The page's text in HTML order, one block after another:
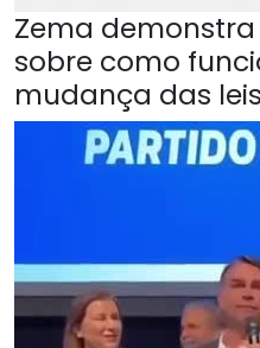
Zema
sobre como
mudança das